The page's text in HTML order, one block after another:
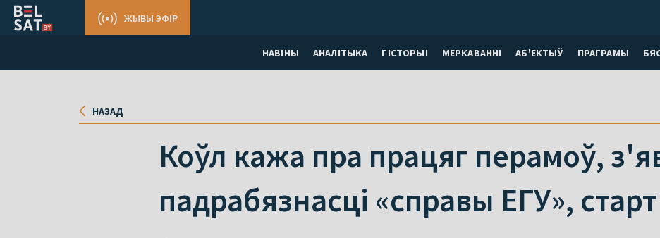
НАВІНЫ АНАЛІТЫКА ГІСТОРЫІ МЕРКАВАННI АБ'ЕКТЫЎ ПРАГРАМЫ
ЖЫВЫ ЭФІР
НАЗАД
Коўл кажа пра працяг перамоў,
падрабязнасці «справы ЕГУ»,